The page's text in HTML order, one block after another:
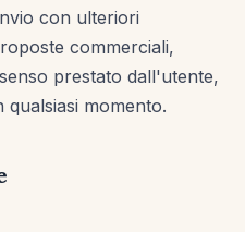
con ulteriori
commerciali,
prestato dall'utente,
momento.